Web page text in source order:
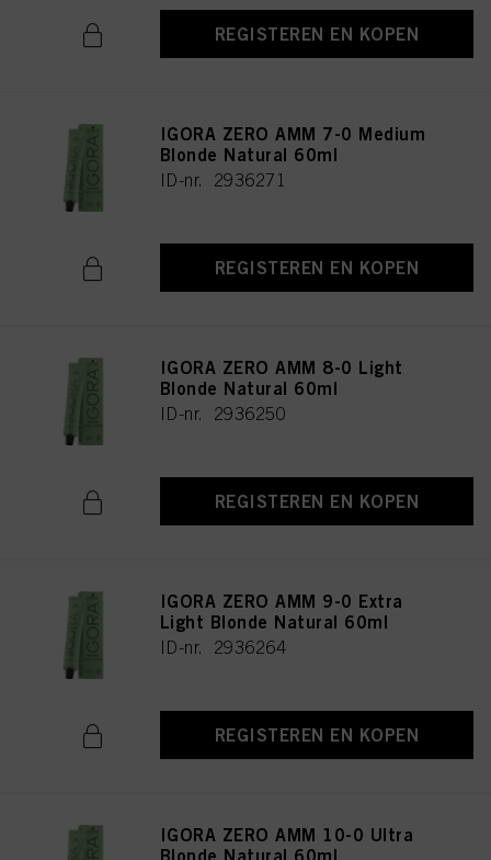
REGISTEREN EN KOPEN
IGORA ZERO AMM 7-0 Medium
Blonde Natural 60ml
ID-nr. 2936271
REGISTEREN EN KOPEN
IGORA ZERO AMM 8-0 Light
Blonde Natural 60ml
ID-nr. 2936250
REGISTEREN EN KOPEN
IGORA ZERO AMM 9-0 Extra
Light Blonde Natural 60ml
ID-nr. 2936264
REGISTEREN EN KOPEN
IGORA ZERO AMM 10-0 Ultra
Blonde Natural 60ml